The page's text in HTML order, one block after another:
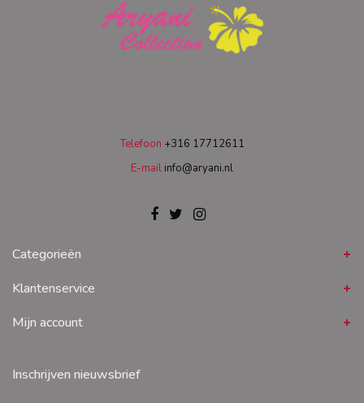
Telefoon +316 17712611
E-mail info@aryani.nl
Categorieën
Klantenservice
Mijn account
Inschrijven nieuwsbrief